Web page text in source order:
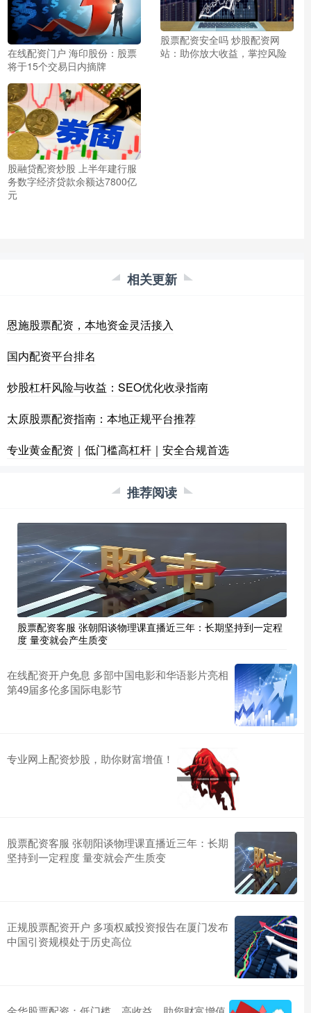
在线配资门户 海印股份：股票
将于15个交易日内摘牌
股票配资安全吗 炒股配资网
站：助你放大收益，掌控风险
股融贷配资炒股 上半年建行服
务数字经济贷款余额达7800亿
元
相关更新
恩施股票配资，本地资金灵活接入
国内配资平台排名
炒股杠杆风险与收益：SEO优化收录指南
太原股票配资指南：本地正规平台推荐
专业黄金配资｜低门槛高杠杆｜安全合规首选
推荐阅读
股票配资客服 张朝阳谈物理课直播近三年：长期坚持到一定程
度 量变就会产生质变
在线配资开户免息 多部中国电影和华语影片亮相
第49届多伦多国际电影节
专业网上配资炒股，助你财富增值！
股票配资客服 张朝阳谈物理课直播近三年：长期
坚持到一定程度 量变就会产生质变
正规股票配资开户 多项权威投资报告在厦门发布
中国引资规模处于历史高位